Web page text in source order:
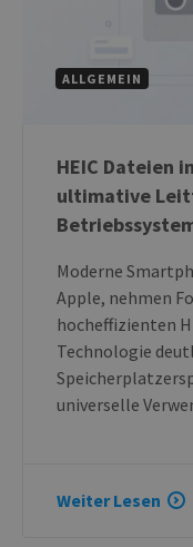
ALLGEMEIN
HEIC Dateien
ultimative
Moderne
Apple, nehmen
hocheffizienten
Technologie
universelle
Weiter Lesen